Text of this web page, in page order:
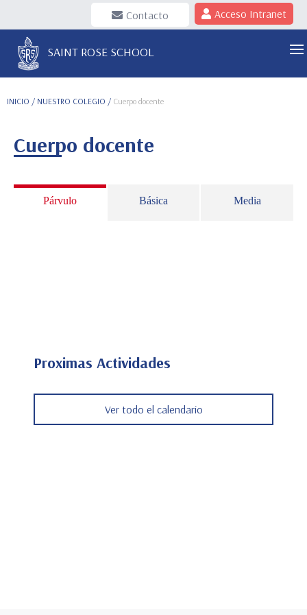
Contacto Acceso Intranet
SAINT ROSE SCHOOL
INICIO / NUESTRO COLEGIO / Cuerpo docente
Cuerpo docente
Párvulo Básica Media
Proximas Actividades
Ver todo el calendario